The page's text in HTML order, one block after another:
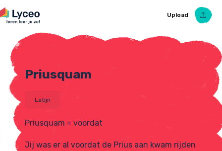
Upload
Upload Ezelsbruggetje
Priusquam
Latijn
Priusquam = voordat
Jij was er al voordat de Prius aan kwam rijden